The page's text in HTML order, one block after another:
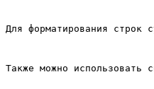
Для форматирования строк
Также можно использовать